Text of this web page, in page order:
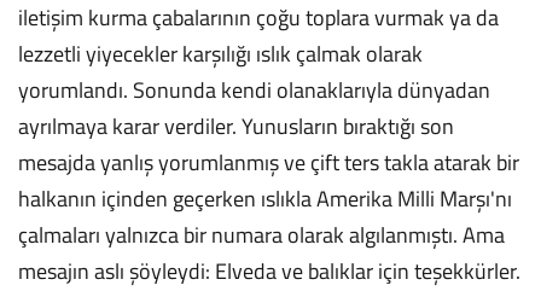
iletişim kurma çabalarının çoğu toplara vurmak ya da
lezzetli yiyecekler karşılığı ıslık çalmak olarak
yorumlandı. Sonunda kendi olanaklarıyla dünyadan
ayrılmaya karar verdiler. Yunusların bıraktığı son
mesajda yanlış yorumlanmış ve çift ters takla atarak bir
halkanın içinden geçerken ıslıkla Amerika Milli Marşı'nı
çalmaları yalnızca bir numara olarak algılanmıştı. Ama
mesajın aslı şöyleydi: Elveda ve balıklar için teşekkürler.